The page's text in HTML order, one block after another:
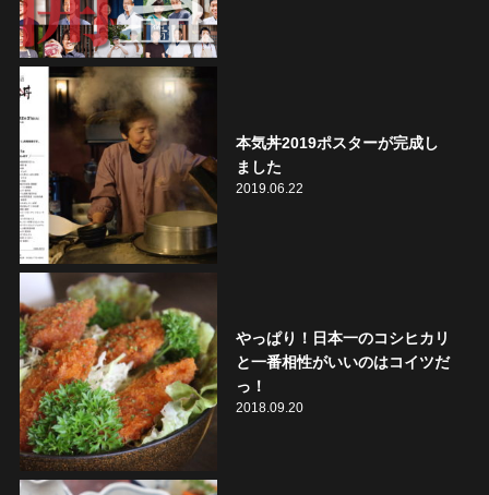
本気丼2019ポスターが完成し
ました
2019.06.22
やっぱり！日本一のコシヒカリ
と一番相性がいいのはコイツだ
っ！
2018.09.20